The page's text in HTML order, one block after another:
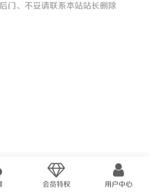
门、不妥请联系本站站长删除
会员特权 用户中心